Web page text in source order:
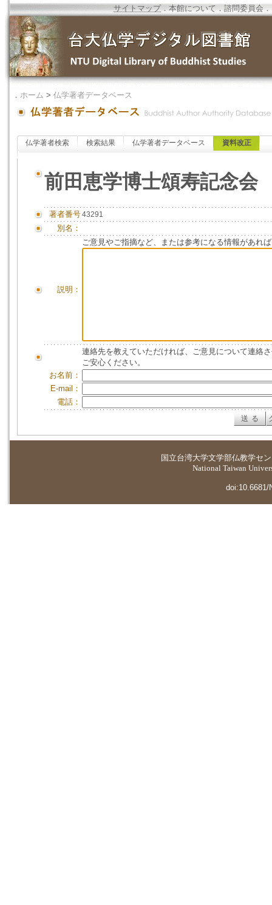
サイトマップ．本館について ．諮問委員会 ．
． ホーム > 仏学著者データベース
仏学著者検索 検索結果 仏学著者データベース 資料改正
前田恵学博士頌寿記念会
著者番号43291
別名：
説明：
ご意見やご指摘など、または参考になる情報があれ
連絡先を教えていただければ、ご意見について連絡
ご安心ください。
お名前：
E-mail：
電話：
国立台湾大学文学部仏教学セ
National Taiwan
doi:10.6681/